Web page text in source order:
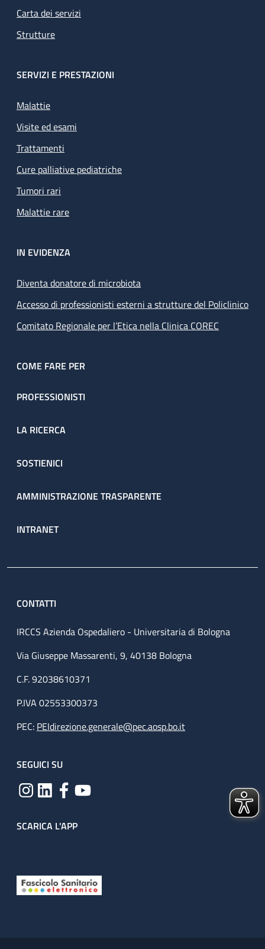
Carta dei servizi
Strutture
SERVIZI E PRESTAZIONI
Malattie
Visite ed esami
Trattamenti
Cure palliative pediatriche
Tumori rari
Malattie rare
IN EVIDENZA
Diventa donatore di microbiota
Accesso di professionisti esterni a strutture del Policlinico
Comitato Regionale per l’Etica nella Clinica COREC
COME FARE PER
PROFESSIONISTI
LA RICERCA
SOSTIENICI
AMMINISTRAZIONE TRASPARENTE
INTRANET
CONTATTI
IRCCS Azienda Ospedaliero - Universitaria di Bologna
Via Giuseppe Massarenti, 9, 40138 Bologna
C.F. 92038610371
P.IVA 02553300373
PEC: PEIdirezione.generale@pec.aosp.bo.it
SEGUICI SU
SCARICA L'APP